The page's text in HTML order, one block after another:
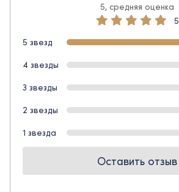
5, средняя оценка
5
5 звезд
4 звезды
3 звезды
2 звезды
1 звезда
Оставить отзыв